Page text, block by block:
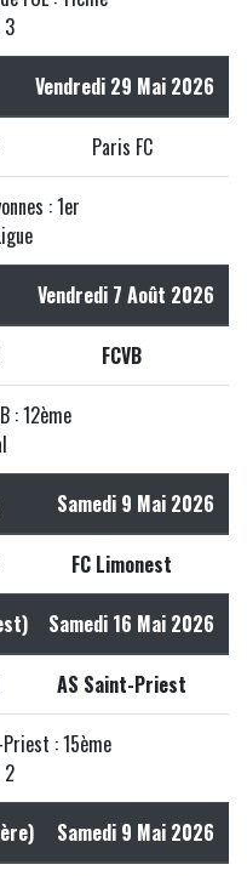
Vendredi 29 Mai 2026
Paris FC
: 1er
Vendredi 7 Août 2026
FCVB
: 12ème
Samedi 9 Mai 2026
FC Limonest
Samedi 16 Mai 2026
AS Saint-Priest
: 15ème
Samedi 9 Mai 2026